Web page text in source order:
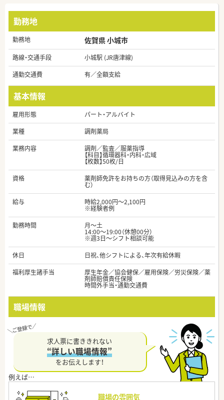
勤務地
勤務地 佐賀県 小城市
路線・交通手段
小城駅 (JR唐津線)
通勤交通費
有／全額支給
基本情報
雇用形態
パート・アルバイト
業種
調剤薬局
業務内容
調剤／監査／服薬指導
【科目】循環器科・内科・広域
【枚数】50枚/日
資格
薬剤師免許をお持ちの方（取得見込みの方を含
む）
給与
時給2,000円～2,100円
※経験者例
勤務時間
月～土
14:00～19:00（休憩00分）
※週3日～シフト相談可能
休日
日祝、他シフトによる、年次有給休暇
福利厚生諸手当
厚生年金／協会健保／雇用保険／労災保険／薬
剤師賠償責任保険
時間外手当・通勤交通費
職場情報
求人票に書ききれない
“詳しい職場情報”
をお伝えします！
職場の雰囲気